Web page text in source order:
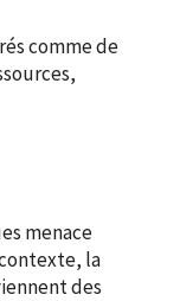
comme de
menace
la
des